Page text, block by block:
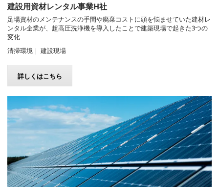
建設用資材レンタル事業H社
足場資材のメンテナンスの手間や廃棄コストに頭を悩ませていた建材レ
ンタル企業が、超高圧洗浄機を導入したことで建築現場で起きた3つの
変化
清掃環境｜ 建設現場
詳しくはこちら